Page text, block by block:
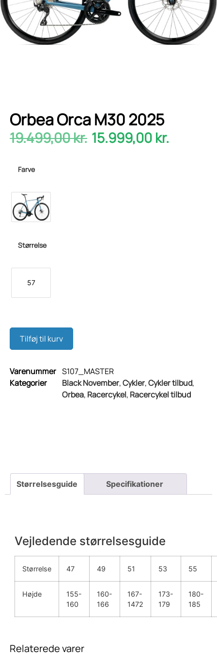
Orbea Orca M30 2025
19.499,00kr. 15.999,00 kr.
Farve
Størrelse
57
Tilføj til kurv
Varenummer S107_MASTER
Kategorier
Black November,Cykler,Cykler tilbud,
Orbea, Racercykel, Racercykel tilbud
Vejledende størrelsesguide
Størrelse 47 49 51 53 55
Højde
155-
160
160-
166
167-
1472
173-
179
180-
185
Relaterede varer